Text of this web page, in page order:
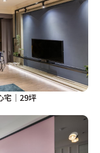
隔音、門片)＞廠制物件
物件)>裝潢
示。
】提供
宅│29坪